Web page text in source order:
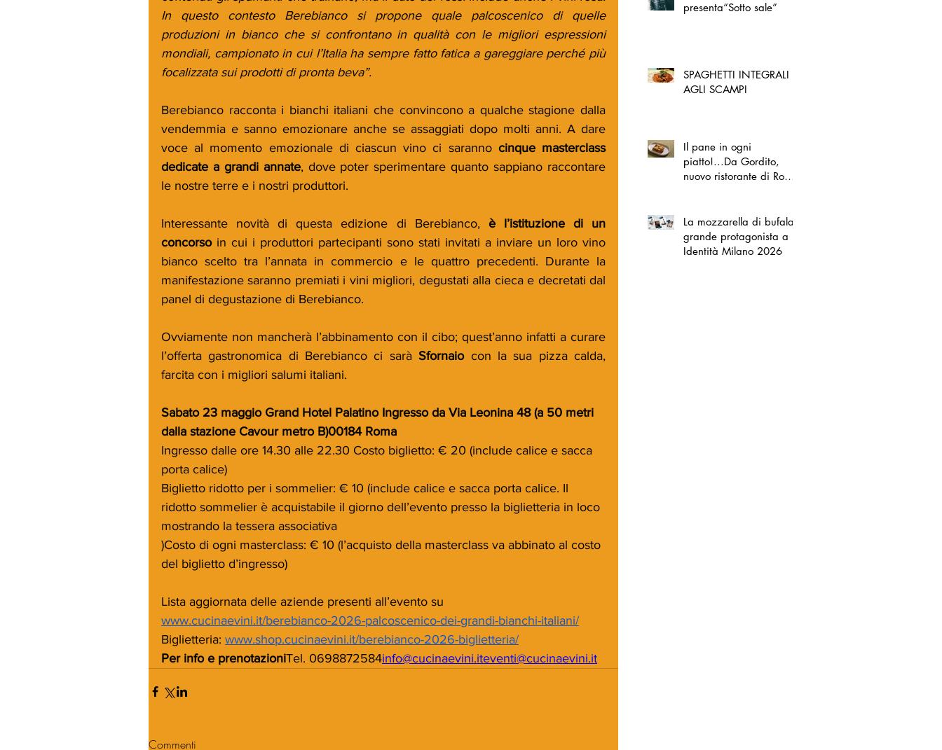
In questo contesto Berebianco si propone quale palcoscenico di quelle
produzioni in bianco che si confrontano in qualità con le migliori espressioni
mondiali, campionato in cui l’Italia ha sempre fatto fatica a gareggiare perché più
focalizzata sui prodotti di pronta beva”.
Berebianco racconta i bianchi italiani che convincono a qualche stagione dalla
vendemmia e sanno emozionare anche se assaggiati dopo molti anni. A dare
voce al momento emozionale di ciascun vino ci saranno cinque masterclass
dedicate a grandi annate, dove poter sperimentare quanto sappiano raccontare
le nostre terre e i nostri produttori.
Interessante novità di questa edizione di Berebianco, è l’istituzione di un
concorso in cui i produttori partecipanti sono stati invitati a inviare un loro vino
bianco scelto tra l’annata in commercio e le quattro precedenti. Durante la
manifestazione saranno premiati i vini migliori, degustati alla cieca e decretati dal
panel di degustazione di Berebianco.
Ovviamente non mancherà l’abbinamento con il cibo; quest’anno infatti a curare
l’offerta gastronomica di Berebianco ci sarà Sfornaio con la sua pizza calda,
farcita con i migliori salumi italiani.
Sabato 23 maggio Grand Hotel Palatino Ingresso da Via Leonina 48 (a 50 metri
dalla stazione Cavour metro B)00184 Roma
Ingresso dalle ore 14.30 alle 22.30 Costo biglietto: € 20 (include calice e sacca
porta calice)
Biglietto ridotto per i sommelier: € 10 (include calice e sacca porta calice. Il
ridotto sommelier è acquistabile il giorno dell’evento presso la biglietteria in loco
mostrando la tessera associativa
)Costo di ogni masterclass: € 10 (l’acquisto della masterclass va abbinato al costo
del biglietto d’ingresso)
Lista aggiornata delle aziende presenti all’evento su
www.cucinaevini.it/berebianco-2026-palcoscenico-dei-grandi-bianchi-italiani/
Biglietteria: www.shop.cucinaevini.it/berebianco-2026-biglietteria/
Per info e prenotazioniTel. 0698872584info@cucinaevini.iteventi@cucinaevini.it
Commenti
presenta“Sotto sale”
SPAGHETTI INTEGRALI
AGLI SCAMPI
Il pane in ogni
piatto!...Da Gordito,
nuovo ristorante di Roma
La mozzarella di bufala
grande protagonista a
Identità Milano 2026